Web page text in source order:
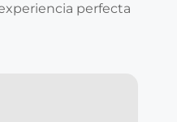
perfecta